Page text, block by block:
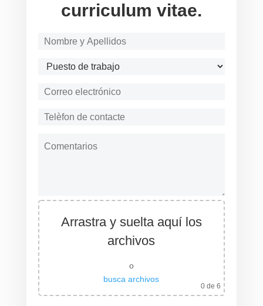
curriculum vitae.
Arrastra y suelta aquí los
archivos
o
busca archivos
0 de 6